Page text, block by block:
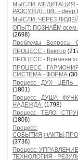
МЫСЛИ: МЕДИТАЦИЯ -
РАЗСУЖДЕНИЕ - deep
МЫСЛИ: ЧЕРЕЗ
ОПЫТ: ПОЗНАЁМ всем
(2698)
Проблемы - Вопросы -
ПРОЦЕСС - Вектор
ПРОЦЕСС - Времени
ПРОЦЕСС -
СИСТЕМА - ФОРМА
Процесс - ДУХ - ЦЕЛЬ
(1801)
Процесс - ДУША -
НАДЕЖДА. (1798)
Процесс - ТЕЛО -
(1806)
Процесс:
(3736)
Процесс:
ТЕХНОЛОГИЯ -